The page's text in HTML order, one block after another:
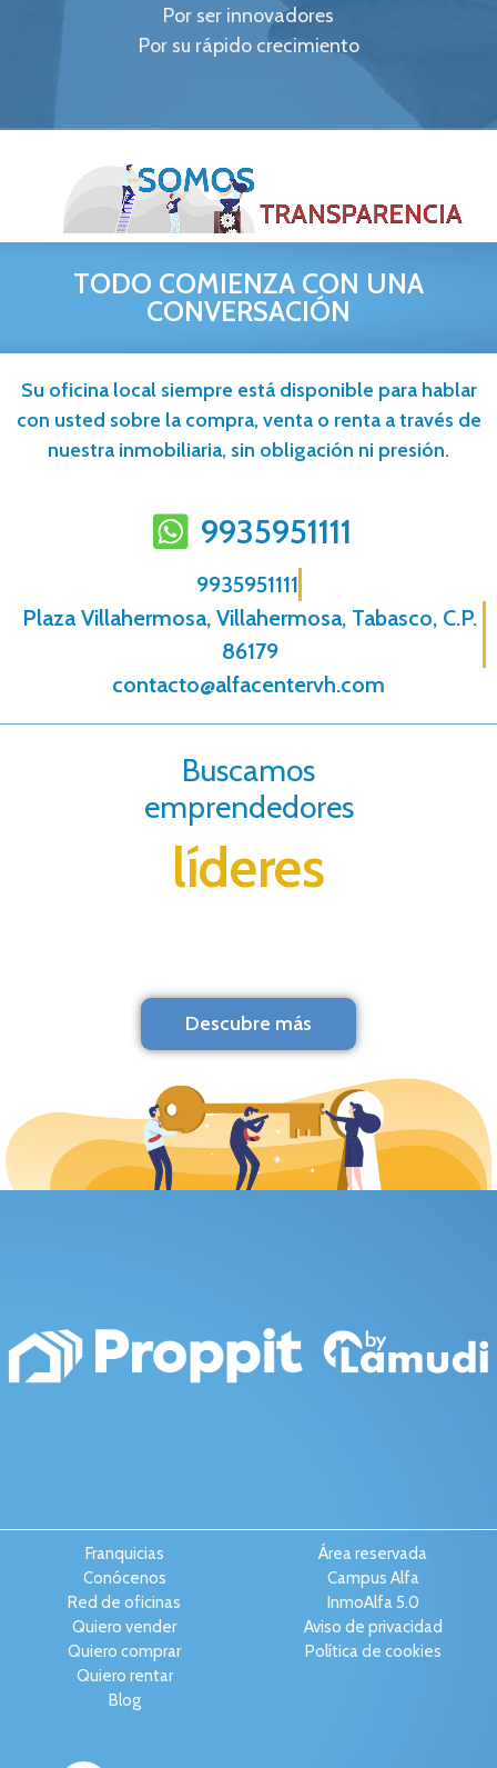
Por ser innovadores
Por su rápido crecimiento
TODO COMIENZA CON UNA
CONVERSACIÓN
Su oficina local siempre está disponible para hablar
con usted sobre la compra, venta o renta a través de
nuestra inmobiliaria, sin obligación ni presión.
9935951111
9935951111
Plaza Villahermosa, Villahermosa, Tabasco, C.P.
86179
contacto@alfacentervh.com
Buscamos
emprendedores
líderes
Descubre más
Franquicias
Conócenos
Red de oficinas
Quiero vender
Quiero comprar
Quiero rentar
Blog
Área reservada
Campus Alfa
InmoAlfa 5.0
Aviso de privacidad
Política de cookies